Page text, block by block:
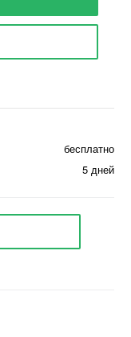
бесплатно
5 дней